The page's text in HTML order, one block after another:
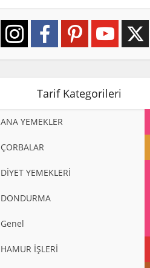
Tarif Kategorileri
ANA YEMEKLER
ÇORBALAR
DİYET YEMEKLERİ
DONDURMA
Genel
HAMUR İŞLERİ